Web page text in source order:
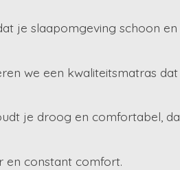
je slaapomgeving schoon
we een kwaliteitsmatras
je droog en comfortabel,
en constant comfort.